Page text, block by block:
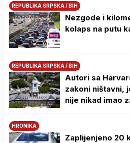
REPUBLIKA SRPSKA / BIH
Nezgode i
kolaps na putu
REPUBLIKA SRPSKA / BIH
Autori sa
zakoni ništavni,
nije nikad imao
HRONIKA
Zaplijenjeno 20